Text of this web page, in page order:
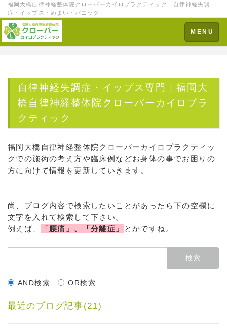
福岡大橋自律神経整体院クローバーカイロプラクティック｜自律神経失調
症・イップス・めまい・パニック
Toggle
navigation
MENU
自律神経失調症・イップス専門｜福岡大
橋自律神経整体院クローバーカイロプラ
クティック
福岡大橋自律神経整体院クローバーカイロプラクティッ
クでの施術の考え方や臨床例などお身体の事でお困りの
方に向けて情報を更新していきます。
尚、ブログ内容で検索したいことがあったら下の空欄に
文字を入れて検索して下さい。
例えば、
「腰痛」、「分離症」 とかですね。
AND検索 OR検索
最近のブログ記事(21)